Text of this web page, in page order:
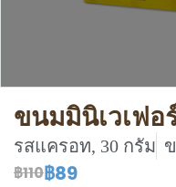
ขนมมินิเวเฟอ
รสแครอท, 30 กรัม
฿110฿89